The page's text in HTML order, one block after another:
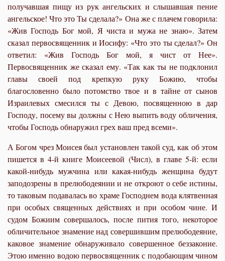
получавшая пищу из рук ангельских и слышавшая пение
ангельское! Что это Ты сделала?» Она же с плачем говорила:
«Жив Господь Бог мой, Я чиста и мужа не знаю». Затем
сказал первосвященник и Иосифу: «Что это ты сделал?» Он
ответил: «Жив Господь Бог мой, я чист от Нее».
Первосвященник же сказал ему. «Так как ты не подклонил
главы своей под крепкую руку Божию, чтобы
благословенно было потомство твое и в тайне от сынов
Израилевых смесился ты с Девою, посвященною в дар
Господу, посему вы должны с Нею выпить воду обличения,
чтобы Господь обнаружил грех ваш пред всеми».
А Богом чрез Моисея был установлен такой суд, как об этом
пишется в 4-й книге Моисеевой (Числ), в главе 5-й: если
какой-нибудь мужчина или какая-нибудь женщина будут
заподозрены в прелюбодеянии и не откроют о себе истины,
то таковым подавалась во храме Господнем вода клятвенная
при особых священных действиях и при особом чине. И
судом Божиим совершалось, после пития того, некоторое
обличительное знамение над совершившим прелюбодеяние,
каковое знамение обнаруживало совершенное беззаконие.
Этою именно водою первосвященник с подобающим чином